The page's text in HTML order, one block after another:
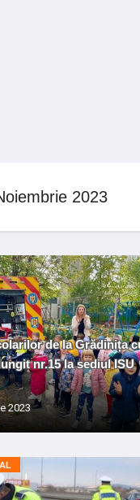
2023
de la Grădinița
nr.15 la sediul ISU
2023